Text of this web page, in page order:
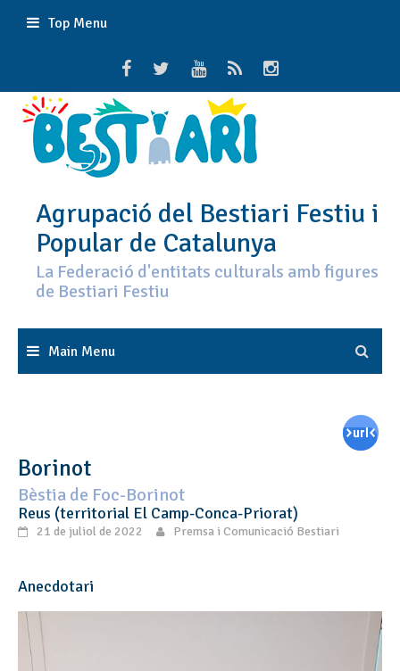
Top Menu
Agrupació del Bestiari Festiu i
Popular de Catalunya
La Federació d'entitats culturals amb figures
de Bestiari Festiu
Main Menu
Borinot
Bèstia de Foc-Borinot
Reus (territorial El Camp-Conca-Priorat)
21 de juliol de 2022 Premsa i Comunicació Bestiari
Anecdotari